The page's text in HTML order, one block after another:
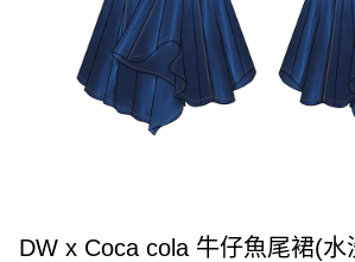
DW x Coca cola 牛仔魚尾裙(水